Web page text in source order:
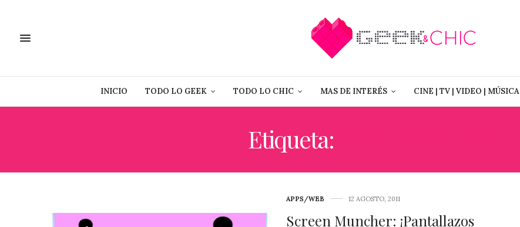
INICIO TODO LO GEEK TODO LO CHIC MAS DE INTERÉS CINE | TV | VIDEO | MÚSICA
Etiqueta:
APPS/WEB 12 AGOSTO, 2011
Screen Muncher: ¡Pantallazos